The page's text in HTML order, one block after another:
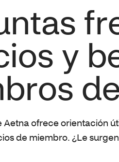
y
Aetna ofrece orientación
de miembro. ¿Le